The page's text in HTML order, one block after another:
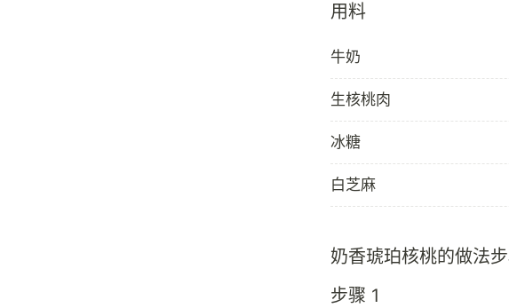
用料
牛奶
生核桃肉
冰糖
白芝麻
奶香琥珀核桃的做法
步骤 1